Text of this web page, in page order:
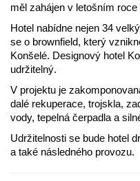
měl zahájen v letošním
Hotel nabídne nejen 34
se o brownfield, který
Konšelé. Designový hotel
udržitelný.
V projektu je
dalé rekuperace, trojskla,
vody, tepelná čerpadla a
Udržitelnosti se bude hotel
a také následného provozu.